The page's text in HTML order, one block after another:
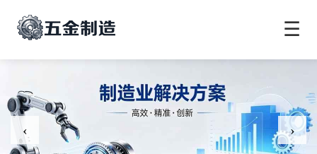
☰
‹ ›